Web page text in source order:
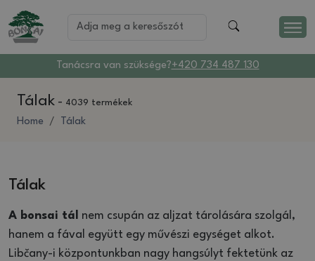
Tanácsra van szüksége?+420 734 487 130
Tálak - 4039 termékek
Home Tálak
Tálak
A bonsai tál
nem csupán az aljzat tárolására szolgál,
hanem a fával együtt egy művészi egységet alkot.
Libčany-i központunkban nagy hangsúlyt fektetünk az